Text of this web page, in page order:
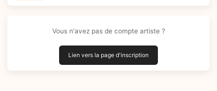
Vous n'avez pas de compte artiste ?
Lien vers la page d'inscription